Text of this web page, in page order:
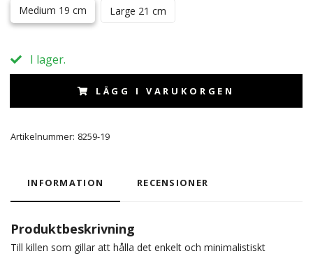
Medium 19 cm Large 21 cm
I lager.
LÄGG I VARUKORGEN
Artikelnummer: 8259-19
INFORMATION RECENSIONER
Produktbeskrivning
Till killen som gillar att hålla det enkelt och minimalistiskt